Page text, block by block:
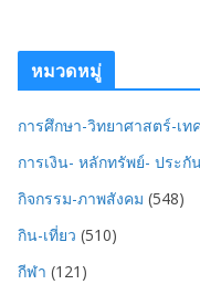
หมวดหมู่
การศึกษา-วิทยาศาสตร์-เท
การเงิน- หลักทรัพย์- ประกั
กิจกรรม-ภาพสังคม (548)
กิน-เที่ยว (510)
กีฬา (121)